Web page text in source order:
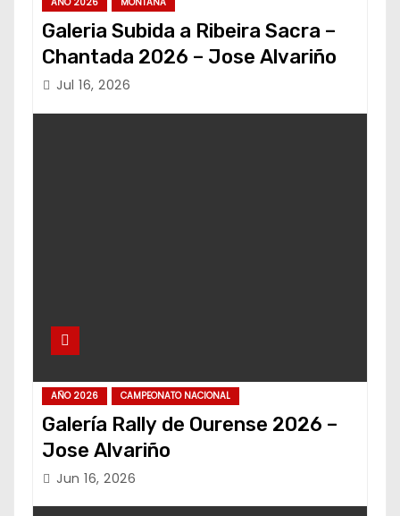
Galeria Subida a Ribeira Sacra –
Chantada 2026 – Jose Alvariño
Jul 16, 2026
AÑO 2026 CAMPEONATO NACIONAL
Galería Rally de Ourense 2026 –
Jose Alvariño
Jun 16, 2026